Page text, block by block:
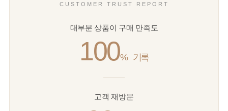
CUSTOMER TRUST REPORT
대부분 상품이 구매 만족도
100% 기록
고객 재방문